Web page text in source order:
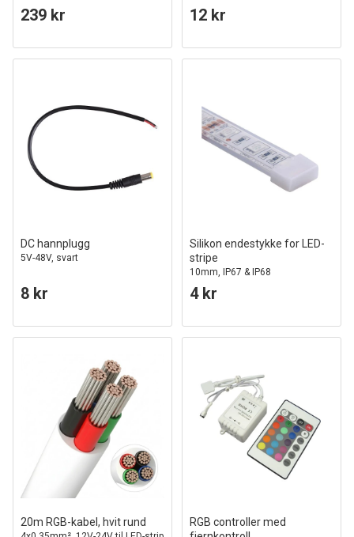
239 kr 12 kr
DC hannplugg
5V-48V, svart
8 kr
Silikon endestykke for LED-
stripe
10mm, IP67 & IP68
4 kr
20m RGB-kabel, hvit rund
RGB controller med